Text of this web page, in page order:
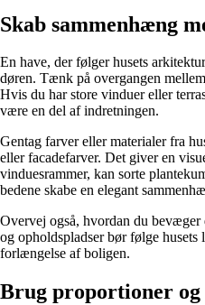
Skab sammenhæng
En have, der følger husets
døren. Tænk på overgangen
Hvis du har store vinduer eller
være en del af indretningen.
Gentag farver eller materialer fra
eller facadefarver. Det giver en
vinduesrammer, kan sorte
bedene skabe en elegant
Overvej også, hvordan du bevæger
og opholdspladser bør følge husets
forlængelse af boligen.
Brug proportioner og